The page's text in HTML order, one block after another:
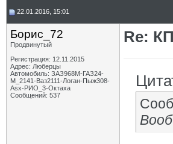
22.01.2016, 15:01
Борис_72
Продвинутый
Регистрация: 12.11.2015
Адрес: Люберцы
Автомобиль: ЗАЗ968М-ГАЗ24-
М_2141-Ваз2111-Логан-Пыж308-
Asx-РИО_3-Октаха
Сообщений: 537
Re: